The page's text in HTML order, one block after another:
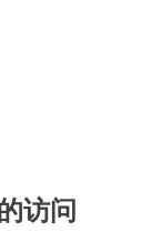
访问